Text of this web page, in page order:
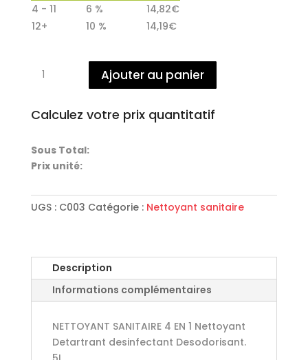
4 - 11
6 % 14,82€
12+
10 % 14,19€
de
SANITAIRE
1
-
Ajouter au panier
Calculez votre prix quantitatif
Sous Total:
Prix unité:
UGS : C003 Catégorie : Nettoyant sanitaire
Description
Informations complémentaires
NETTOYANT SANITAIRE 4 EN 1 Nettoyant
Detartrant desinfectant Desodorisant.